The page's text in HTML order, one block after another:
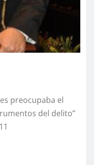
preocupaba el
del delito”